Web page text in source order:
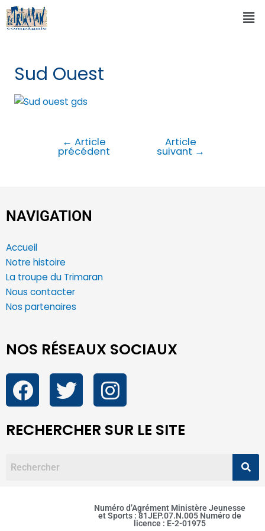
Sud Ouest
← Article
précédent
Article
suivant →
NAVIGATION
Accueil
Notre histoire
La troupe du Trimaran
Nous contacter
Nos partenaires
NOS RÉSEAUX SOCIAUX
RECHERCHER SUR LE SITE
Numéro d’Agrément Ministère Jeunesse
et Sports : 81JEP.07.N.005 Numéro de
licence : E-2-01975